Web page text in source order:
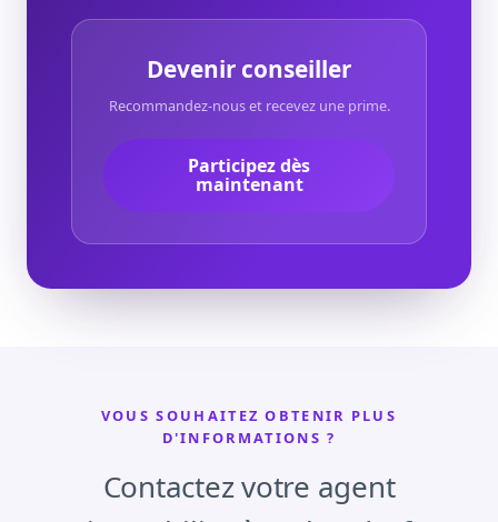
Devenir conseiller
Recommandez-nous et recevez une prime.
Participez dès
maintenant
VOUS SOUHAITEZ OBTENIR PLUS
D'INFORMATIONS ?
Contactez votre agent